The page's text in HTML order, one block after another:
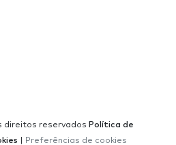
direitos reservados Política de
Preferências de cookies